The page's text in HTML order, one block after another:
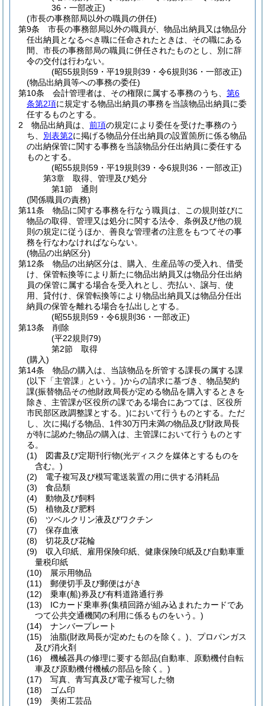
36・一部改正)
(市長の事務部局以外の職員の併任)
第9条
市長の事務部局以外の職員が、物品出納員又は物品分
任出納員となるべき職に任命されたときは、その職にある
間、市長の事務部局の職員に併任されたものとし、別に辞
令の交付は行わない。
(昭55規則59・平19規則39・令6規則36・一部改正)
(物品出納員等への事務の委任)
第10条
会計管理者は、その権限に属する事務のうち、 第6
条第2項に規定する物品出納員の事務を当該物品出納員に委
任するものとする。
2
物品出納員は、 前項の規定により委任を受けた事務のう
ち、 別表第2に掲げる物品分任出納員の設置箇所に係る物品
の出納保管に関する事務を当該物品分任出納員に委任する
ものとする。
(昭55規則59・平19規則39・令6規則36・一部改正)
第3章
取得、管理及び処分
第1節
通則
(関係職員の責務)
第11条
物品に関する事務を行なう職員は、この規則並びに
物品の取得、管理又は処分に関する法令、条例及び他の規
則の規定に従うほか、善良な管理者の注意をもつてその事
務を行なわなければならない。
(物品の出納区分)
第12条
物品の出納区分は、購入、生産品等の受入れ、借受
け、保管転換等により新たに物品出納員又は物品分任出納
員の保管に属する場合を受入れとし、売払い、譲与、使
用、貸付け、保管転換等により物品出納員又は物品分任出
納員の保管を離れる場合を払出しとする。
(昭55規則59・令6規則36・一部改正)
第13条
削除
(平22規則79)
第2節
取得
(購入)
第14条
物品の購入は、当該物品を所管する課長の属する課
(以下「主管課」という。)からの請求に基づき、物品契約
課(振替物品その他財政局長が定める物品を購入するときを
除き、主管課が区役所の課である場合にあつては、区役所
市民部区政調整課とする。)において行うものとする。 ただ
し、次に掲げる物品、1件30万円未満の物品及び財政局長
が特に認めた物品の購入は、主管課において行うものとす
る。
(1)
図書及び定期刊行物(光ディスクを媒体とするものを
含む。)
(2)
電子複写及び模写電送装置の用に供する消耗品
(3)
食品類
(4)
動物及び飼料
(5)
植物及び肥料
(6)
ツベルクリン液及びワクチン
(7)
保存血液
(8)
切花及び花輪
(9)
収入印紙、雇用保険印紙、健康保険印紙及び自動車重
量税印紙
(10)
展示用物品
(11)
郵便切手及び郵便はがき
(12)
乗車(船)券及び有料道路通行券
(13)
ICカード乗車券(集積回路が組み込まれたカードであ
つて公共交通機関の利用に係るものをいう。)
(14)
ナンバープレート
(15)
油脂(財政局長が定めたものを除く。) 、プロパンガス
及び消火剤
(16)
機械器具の修理に要する部品(自動車、原動機付自転
車及び原動機付機械の部品を除く。)
(17)
写真、青写真及び電子複写した物
(18)
ゴム印
(19)
美術工芸品